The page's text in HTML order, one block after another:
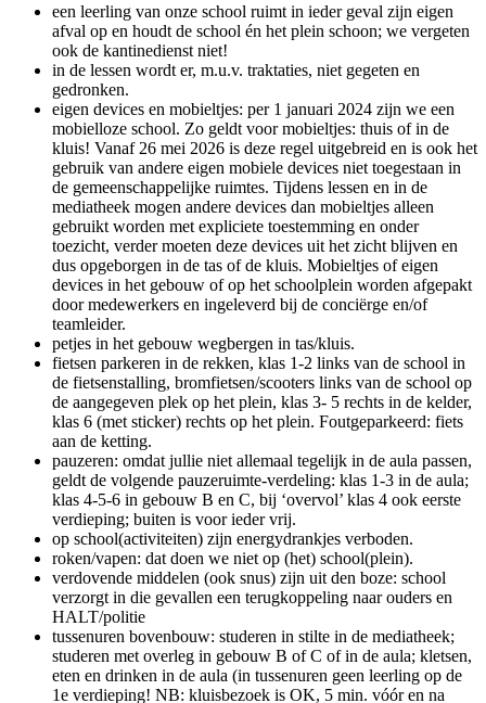
een leerling van onze school ruimt in ieder geval zijn eigen
afval op en houdt de school én het plein schoon; we vergeten
ook de kantinedienst niet!
in de lessen wordt er, m.u.v. traktaties, niet gegeten en
gedronken.
eigen devices en mobieltjes: per 1 januari 2024 zijn we een
mobielloze school. Zo geldt voor mobieltjes: thuis of in de
kluis! Vanaf 26 mei 2026 is deze regel uitgebreid en is ook het
gebruik van andere eigen mobiele devices niet toegestaan in
de gemeenschappelijke ruimtes. Tijdens lessen en in de
mediatheek mogen andere devices dan mobieltjes alleen
gebruikt worden met expliciete toestemming en onder
toezicht, verder moeten deze devices uit het zicht blijven en
dus opgeborgen in de tas of de kluis. Mobieltjes of eigen
devices in het gebouw of op het schoolplein worden afgepakt
door medewerkers en ingeleverd bij de conciërge en/of
teamleider.
petjes in het gebouw wegbergen in tas/kluis.
fietsen parkeren in de rekken, klas 1-2 links van de school in
de fietsenstalling, bromfietsen/scooters links van de school op
de aangegeven plek op het plein, klas 3- 5 rechts in de kelder,
klas 6 (met sticker) rechts op het plein. Foutgeparkeerd: fiets
aan de ketting.
pauzeren: omdat jullie niet allemaal tegelijk in de aula passen,
geldt de volgende pauzeruimte-verdeling: klas 1-3 in de aula;
klas 4-5-6 in gebouw B en C, bij ‘overvol’ klas 4 ook eerste
verdieping; buiten is voor ieder vrij.
op school(activiteiten) zijn energydrankjes verboden.
roken/vapen: dat doen we niet op (het) school(plein).
verdovende middelen (ook snus) zijn uit den boze: school
verzorgt in die gevallen een terugkoppeling naar ouders en
HALT/politie
tussenuren bovenbouw: studeren in stilte in de mediatheek;
studeren met overleg in gebouw B of C of in de aula; kletsen,
eten en drinken in de aula (in tussenuren geen leerling op de
1e verdieping! NB: kluisbezoek is OK, 5 min. vóór en na